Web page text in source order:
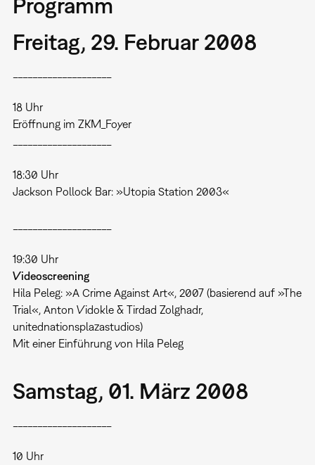
Freitag, 29. Februar 2008
18 Uhr
Eröffnung im ZKM_Foyer
18:30 Uhr
Jackson Pollock Bar: »Utopia Station 2003«
19:30 Uhr
Videoscreening
Hila Peleg: »A Crime Against Art«, 2007 (basierend auf »The
Trial«, Anton Vidokle & Tirdad Zolghadr,
unitednationsplazastudios)
Mit einer Einführung von Hila Peleg
Samstag, 01. März 2008
10 Uhr